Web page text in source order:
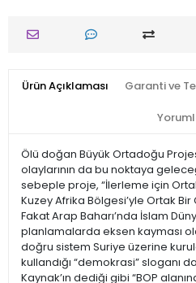
Ürün Açıklaması Garanti ve
Ölü doğan Büyük Ortadoğu
olaylarının da bu noktaya
sebeple proje, “İlerleme için
Kuzey Afrika Bölgesi’yle Ortak
Fakat Arap Baharı’nda İslam
planlamalarda eksen kayması
doğru sistem Suriye üzerine
kullandığı “demokrasi” sloganı
Kaynak’ın dediği gibi “BOP